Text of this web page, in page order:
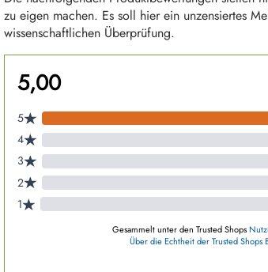
zu eigen machen. Es soll hier ein unzensiertes
wissenschaftlichen Überprüfung.